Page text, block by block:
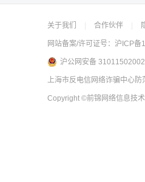
关于我们 合作伙伴
网站备案/许可证号： 沪ICP备
沪公网安备
上海市反电信网络诈骗中心
Copyright ©前锦网络信息技